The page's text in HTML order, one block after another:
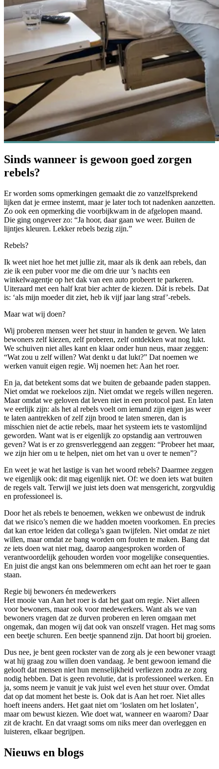
Sinds wanneer is gewoon goed zorgen
rebels?
Er worden soms opmerkingen gemaakt die zo vanzelfsprekend
lijken dat je ermee instemt, maar je later toch tot nadenken aanzetten.
Zo ook een opmerking die voorbijkwam in de afgelopen maand.
Die ging ongeveer zo: “Ja hoor, daar gaan we weer. Buiten de
lijntjes kleuren. Lekker rebels bezig zijn.”
Rebels?
Ik weet niet hoe het met jullie zit, maar als ik denk aan rebels, dan
zie ik een puber voor me die om drie uur ’s nachts een
winkelwagentje op het dak van een auto probeert te parkeren.
Uiteraard met een half krat bier achter de kiezen. Dát is rebels. Dat
is: ‘als mijn moeder dit ziet, heb ik vijf jaar lang straf’-rebels.
Maar wat wij doen?
Wij proberen mensen weer het stuur in handen te geven. We laten
bewoners zelf kiezen, zelf proberen, zelf ontdekken wat nog lukt.
We schuiven niet alles kant en klaar onder hun neus, maar zeggen:
“Wat zou u zelf willen? Wat denkt u dat lukt?” Dat noemen we
werken vanuit eigen regie. Wij noemen het: Aan het roer.
En ja, dat betekent soms dat we buiten de gebaande paden stappen.
Niet omdat we roekeloos zijn. Niet omdat we regels willen negeren.
Maar omdat we geloven dat leven niet in een protocol past. En laten
we eerlijk zijn: als het al rebels voelt om iemand zijn eigen jas weer
te laten aantrekken of zelf zijn brood te laten smeren, dan is
misschien niet de actie rebels, maar het systeem iets te vastomlijnd
geworden. Want wat is er eigenlijk zo opstandig aan vertrouwen
geven? Wat is er zo grensverleggend aan zeggen: “Probeer het maar,
we zijn hier om u te helpen, niet om het van u over te nemen”?
En weet je wat het lastige is van het woord rebels? Daarmee zeggen
we eigenlijk ook: dit mag eigenlijk niet. Of: we doen iets wat buiten
de regels valt. Terwijl we juist iets doen wat mensgericht, zorgvuldig
en professioneel is.
Door het als rebels te benoemen, wekken we onbewust de indruk
dat we risico’s nemen die we hadden moeten voorkomen. En precies
dat kan ertoe leiden dat collega’s gaan twijfelen. Niet omdat ze niet
willen, maar omdat ze bang worden om fouten te maken. Bang dat
ze iets doen wat niet mag, daarop aangesproken worden of
verantwoordelijk gehouden worden voor mogelijke consequenties.
En juist die angst kan ons belemmeren om echt aan het roer te gaan
staan.
Regie bij bewoners én medewerkers
Het mooie van Aan het roer is dat het gaat om regie. Niet alleen
voor bewoners, maar ook voor medewerkers. Want als we van
bewoners vragen dat ze durven proberen en leren omgaan met
ongemak, dan mogen wij dat ook van onszelf vragen. Het mag soms
een beetje schuren. Een beetje spannend zijn. Dat hoort bij groeien.
Dus nee, je bent geen rockster van de zorg als je een bewoner vraagt
wat hij graag zou willen doen vandaag. Je bent gewoon iemand die
gelooft dat mensen niet hun menselijkheid verliezen zodra ze zorg
nodig hebben. Dat is geen revolutie, dat is professioneel werken. En
ja, soms neem je vanuit je vak juist wel even het stuur over. Omdat
dat op dat moment het beste is. Ook dat is Aan het roer. Niet alles
hoeft ineens anders. Het gaat niet om ‘loslaten om het loslaten’,
maar om bewust kiezen. Wie doet wat, wanneer en waarom? Daar
zit de kracht. En dat vraagt soms om niks meer dan overleggen en
luisteren, elkaar begrijpen.
Nieuws en blogs